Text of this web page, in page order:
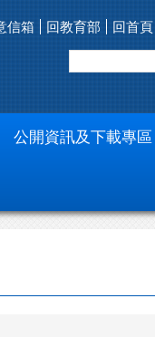
信箱 回教育部 回首頁
公開資訊及下載專區